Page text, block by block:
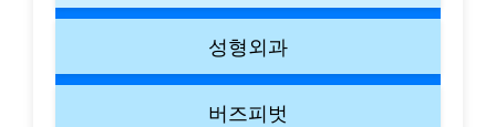
성형외과
버즈피벗